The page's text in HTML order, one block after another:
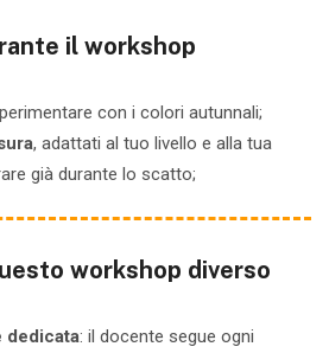
il workshop
con i colori autunnali;
, adattati al tuo livello e alla tua
già durante lo scatto;
workshop diverso
dedicata: il docente segue ogni